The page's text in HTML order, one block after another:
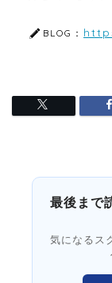
BLOG：
最後まで
気になるス